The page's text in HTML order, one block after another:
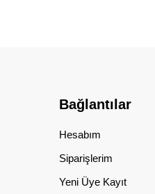
Bağlantılar
Hesabım
Siparişlerim
Yeni Üye Kayıt